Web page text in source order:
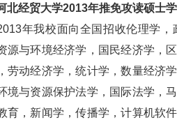
北经贸大学2013年推免攻读硕士
年我校面向全国招收伦理学，
源与环境经济学，国民经济学，
劳动经济学，统计学，数量经济
境与资源保护法学，国际法学，
育，新闻学，传播学，计算机软